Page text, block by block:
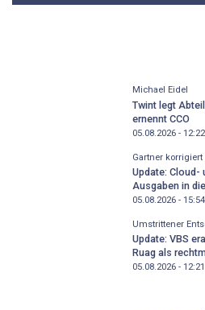
Michael Eidel
Twint legt
ernennt CCO
05.08.2026 - 12:22
Gartner korrigiert
Update: Cloud-
Ausgaben in
05.08.2026 - 15:54
Umstrittener
Update: VBS
Ruag als
05.08.2026 - 12:21